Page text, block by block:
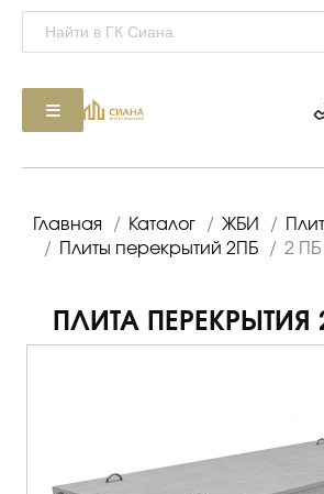
Главная / Каталог / ЖБИ /
/
Плиты перекрытий 2ПБ / 2 ПБ
ПЛИТА ПЕРЕКРЫТИЯ